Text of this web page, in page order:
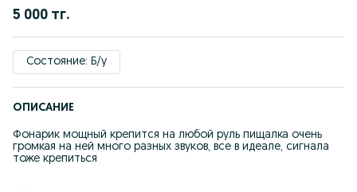
5 000 тг.
Состояние: Б/у
ОПИСАНИЕ
Фонарик мощный крепится на любой руль пищалка очень
громкая на ней много разных звуков, все в идеале, сигнала
тоже крепиться